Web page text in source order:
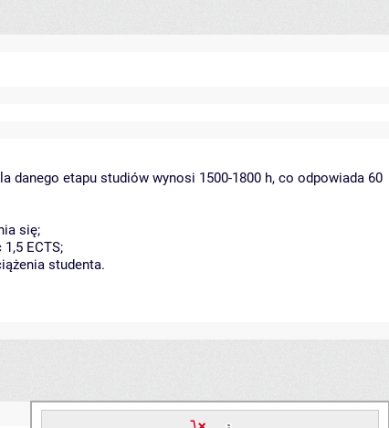
danego etapu studiów wynosi 1500-1800 h, co odpowiada 60
się;
ECTS;
studenta.